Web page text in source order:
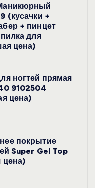
(кусачки +
+ пинцет
для
цена)
ногтей прямая
9102504
цена)
покрытие
Super Gel Top
цена)